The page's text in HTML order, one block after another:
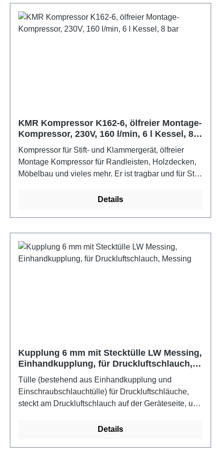
KMR Kompressor K162-6, ölfreier Montage-
Kompressor, 230V, 160 l/min, 6 l Kessel, 8
bar
Kompressor für Stift- und Klammergerät, ölfreier
Montage Kompressor für Randleisten, Holzdecken,
Möbelbau und vieles mehr. Er ist tragbar und für Stift-
Stromanschluss, Ansaugvolumen 160 l/min,
Details
Kupplung 6 mm mit Stecktülle LW Messing,
Einhandkupplung, für Druckluftschlauch,
Messing
Tülle (bestehend aus Einhandkupplung und
Einschraubschlauchtülle) für Druckluftschläuche,
steckt am Druckluftschlauch auf der Geräteseite, um
Details